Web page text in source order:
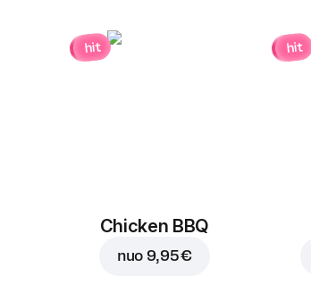
hit
Chicken BBQ
nuo 9,95 €
hit